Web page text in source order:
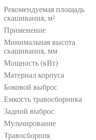
Рекомендуемая площадь
скашивания, м²
Применение
Минимальная высота
скашивания, мм
Мощность (кВт)
Материал корпуса
Боковой выброс
Емкость травосборника
Задний выброс
Мульчирование
Травосборник